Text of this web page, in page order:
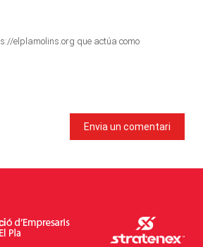
elplamolins.org que actúa como